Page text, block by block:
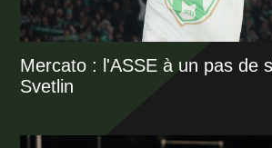
Mercato : l'ASSE à un pas de
Svetlin